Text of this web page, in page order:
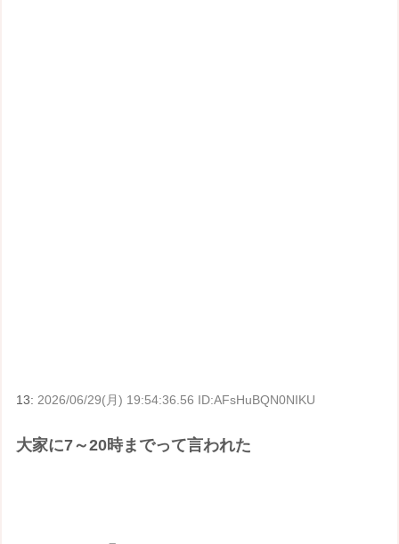
13: 2026/06/29(月) 19:54:36.56 ID:AFsHuBQN0NIKU
大家に7～20時までって言われた